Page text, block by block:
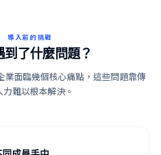
導入前的挑戰
到了什麼問題？
業面臨幾個核心痛點，這些問題靠傳
力難以根本解決。